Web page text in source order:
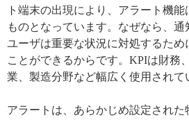
ト端末の出現により、アラート機
ものとなっています。なぜなら、通
ユーザは重要な状況に対処するため
ことができるからです。KPIは財務
業、製造分野など幅広く使用されて
アラートは、あらかじめ設定され